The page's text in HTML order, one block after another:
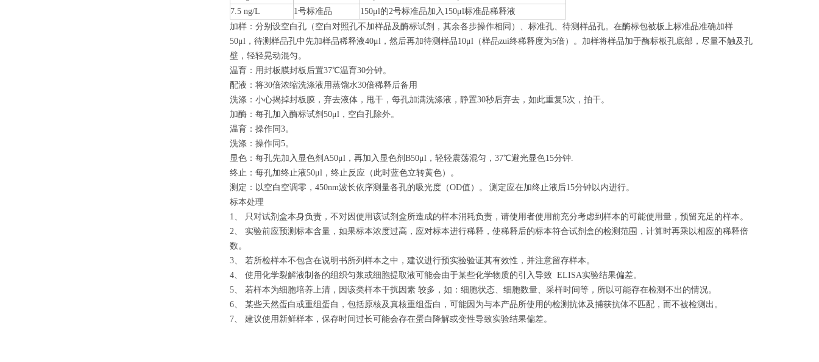
7.5 ng/L 1号标准品 150μl的2号标准品加入150μl标准品稀释液
加样：分别设空白孔（空白对照孔不加样品及酶标试剂，其余各步操作相同）、标准孔、 待测样品孔。在酶标包被板上标准品准确加样
50μl，待测样品孔中先加样品稀释液40μl，然后再加待测样品10μl（样品zui终稀释度为5倍）。加样将样品加于酶标板孔底部，尽量不触及孔
壁， 轻轻晃动混匀。
温育：用封板膜封板后置37℃温育30分钟。
配液：将30倍浓缩洗涤液用蒸馏水30倍稀释后备用
洗涤：小心揭掉封板膜，弃去液体， 甩干 ，每孔加满洗涤液，静置30秒后弃去，如此重复5次，拍干。
加酶：每孔加入酶标试剂50μl，空白孔除外。
温育：操作同3。
洗涤：操作同5。
显色：每孔先加入显色剂A50μl，再加入显色剂B50μl，轻轻震荡混匀，37℃避光显色15分钟.
终止：每孔加终止液50μl，终止反应 （此时蓝色立转黄色） 。
测定：以空白空调零， 450nm波长依序测量各孔的吸光度（OD值） 。
测定应在加终止液后15分钟以内进行。
标本处理
1、 只对试剂盒本身负责，不对因使用该试剂盒所造成的样本消耗负责，请使用者使用前充分考虑到样本的可能使用量，预留充足的样本。
2、 实验前应预测标本含量，如果标本浓度过高，应对标本进行稀释，使稀释后的标本符合试剂盒的检测范围，计算时再乘以相应的稀释倍
数。
3、 若所检样本不包含在说明书所列样本之中，建议进行预实验验证其有效性，并注意留存样本。
4、 使用化学裂解液制备的组织匀浆或细胞提取液可能会由于某些化学物质的引入导致 ELISA实验结果偏差。
5、 若样本为细胞培养上清，因该类样本干扰因素 较多，如：细胞状态、细胞数量、采样时间等，所以可能存在检测不出的情况。
6、 某些天然蛋白或重组蛋白，包括原核及真核重组蛋白，可能因为与本产品所使用的检测抗体及捕获抗体不匹配，而不被检测出。
7、 建议使用新鲜样本，保存时间过长可能会存在蛋白降解或变性导致实验结果偏差。